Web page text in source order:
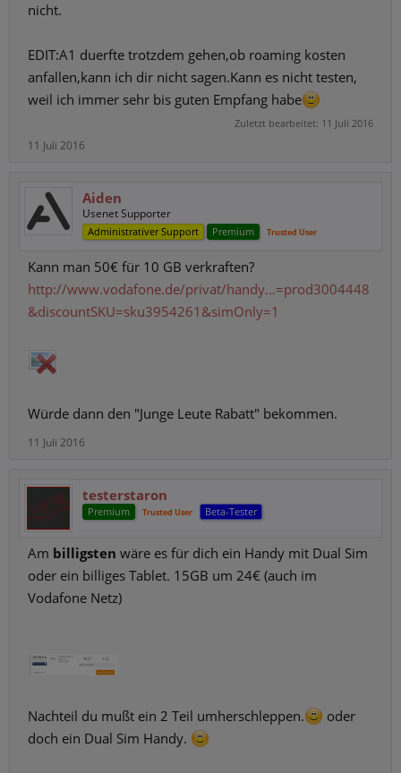
nicht.
EDIT:A1 duerfte trotzdem gehen,ob roaming kosten
anfallen,kann ich dir nicht sagen.Kann es nicht testen,
weil ich immer sehr bis guten Empfang habe
Zuletzt bearbeitet: 11 Juli 2016
11 Juli 2016
Aiden
Usenet Supporter
Administrativer Support Premium Trusted User
Kann man 50€ für 10 GB verkraften?
http://www.vodafone.de/privat/handy...=prod3004448
&discountSKU=sku3954261&simOnly=1
Würde dann den "Junge Leute Rabatt" bekommen.
11 Juli 2016
testerstaron
Premium Trusted User Beta-Tester
Am billigsten wäre es für dich ein Handy mit Dual Sim
oder ein billiges Tablet. 15GB um 24€ (auch im
Vodafone Netz)
Nachteil du mußt ein 2 Teil umherschleppen.
oder
doch ein Dual Sim Handy.